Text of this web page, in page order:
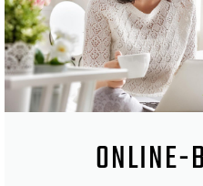
ONLINE-